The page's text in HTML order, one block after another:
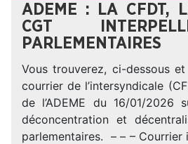
ADEME : LA CFDT,
CGT
PARLEMENTAIRES
Vous trouverez, ci-dessous
courrier de l’intersyndicale
de l’ADEME du 16/01/
déconcentration et
parlementaires. – – – Courrier